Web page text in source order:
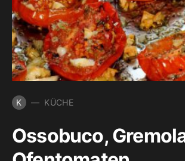
K KÜCHE
Ossobuco,